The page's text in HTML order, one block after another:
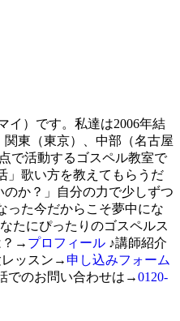
イ）です。私達は2006年結
東（東京）、中部（名古屋
で活動するゴスペル教室で
」歌い方を教えてもらうだ
か？」自分の力で少しずつ
った今だからこそ夢中にな
たにぴったりのゴスペルス
？→ プロフィール ♪講師紹介
レッスン→ 申し込みフォーム
でのお問い合わせは→0120-